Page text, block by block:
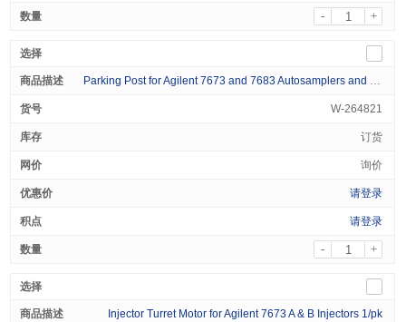
- +
Parking Post for Agilent 7673 and 7683 Autosamplers and 5890 6890 and 7890 Series GCs 1/pk
W-264821
订货
询价
请登录
请登录
- +
Injector Turret Motor for Agilent 7673 A & B Injectors 1/pk